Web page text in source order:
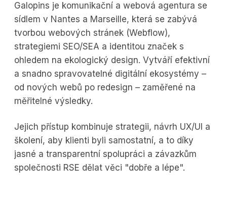
Galopins je komunikační a webová agentura se
sídlem v Nantes a Marseille, která se zabývá
tvorbou webových stránek (Webflow),
strategiemi SEO/SEA a identitou značek s
ohledem na ekologický design. Vytváří efektivní
a snadno spravovatelné digitální ekosystémy –
od nových webů po redesign – zaměřené na
měřitelné výsledky.
Jejich přístup kombinuje strategii, návrh UX/UI a
školení, aby klienti byli samostatní, a to díky
jasné a transparentní spolupráci a závazkům
společnosti RSE dělat věci "dobře a lépe".